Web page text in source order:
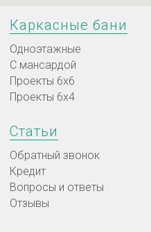
Каркасные бани
Одноэтажные
С мансардой
Проекты 6х6
Проекты 6х4
Статьи
Обратный звонок
Кредит
Вопросы и ответы
Отзывы